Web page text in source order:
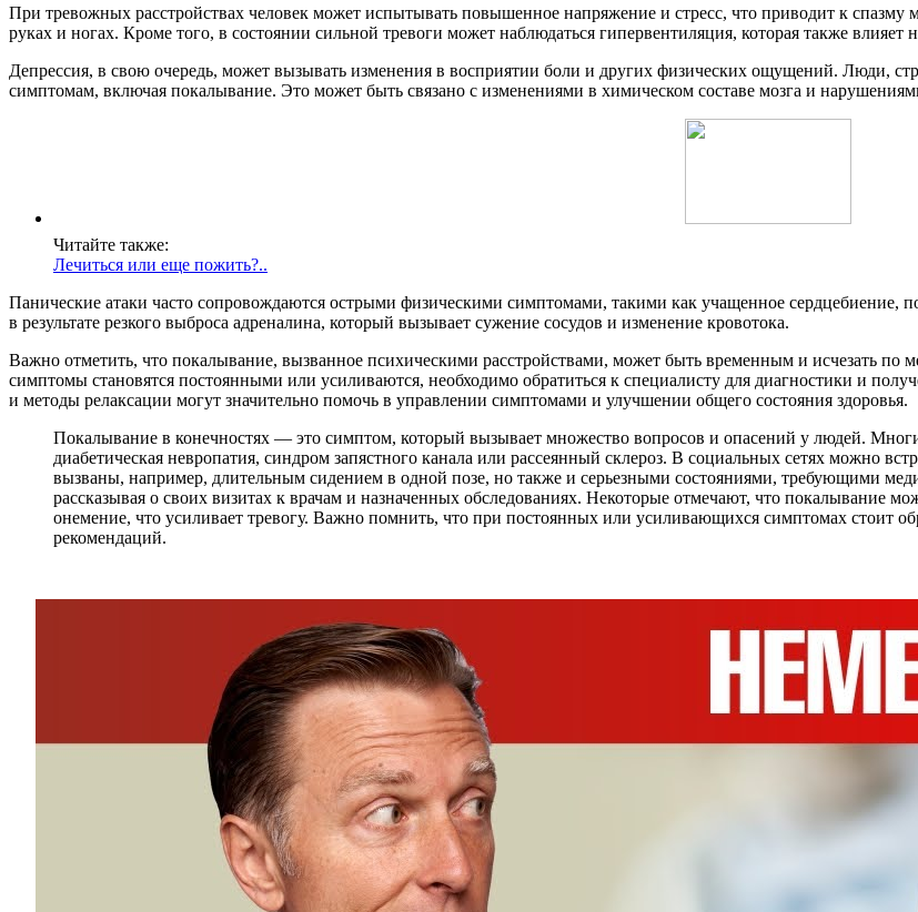
При тревожных расстройствах человек может испытывать повышенное напряжение и стресс, что приводит к
руках и ногах. Кроме того, в состоянии сильной тревоги может наблюдаться гипервентиляция, которая также
Депрессия, в свою очередь, может вызывать изменения в восприятии боли и других физических ощущений. Люди,
симптомам, включая покалывание. Это может быть связано с изменениями в химическом составе мозга и
Читайте также:
Лечиться или еще пожить?..
Панические атаки часто сопровождаются острыми физическими симптомами, такими как учащенное сердцебиение,
в результате резкого выброса адреналина, который вызывает сужение сосудов и изменение кровотока.
Важно отметить, что покалывание, вызванное психическими расстройствами, может быть временным и исчезать по
симптомы становятся постоянными или усиливаются, необходимо обратиться к специалисту для диагностики и
и методы релаксации могут значительно помочь в управлении симптомами и улучшении общего состояния здоровья.
Покалывание в конечностях — это симптом, который вызывает множество вопросов и опасений у людей.
диабетическая невропатия, синдром запястного канала или рассеянный склероз. В социальных сетях можно
вызваны, например, длительным сидением в одной позе, но также и серьезными состояниями, требующими
рассказывая о своих визитах к врачам и назначенных обследованиях. Некоторые отмечают, что покалывание
онемение, что усиливает тревогу. Важно помнить, что при постоянных или усиливающихся симптомах стоит
рекомендаций.